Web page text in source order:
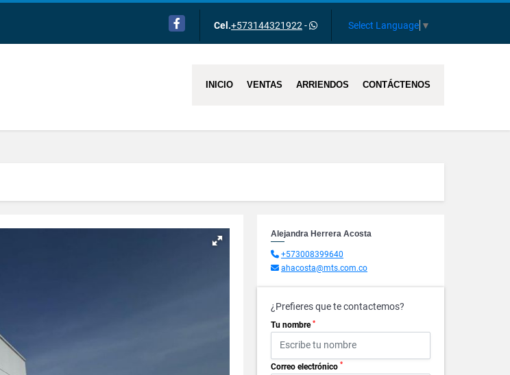
Facebook Cel.+573144321922 - Select Language ▼
INICIO VENTAS ARRIENDOS CONTÁCTENOS
Alejandra Herrera Acosta
+573008399640
ahacosta@mts.com.co
¿Prefieres que te contactemos?
Tu nombre *
Correo electrónico *